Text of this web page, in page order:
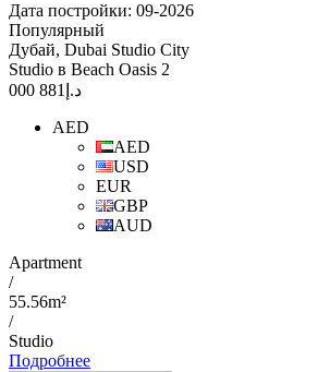
Дата постройки: 09-2026
Популярный
Дубай, Dubai Studio City
Studio в Beach Oasis 2
د.إ 881 000
AED
AED
USD
EUR
GBP
AUD
Apartment
/
55.56m²
/
Studio
Подробнее